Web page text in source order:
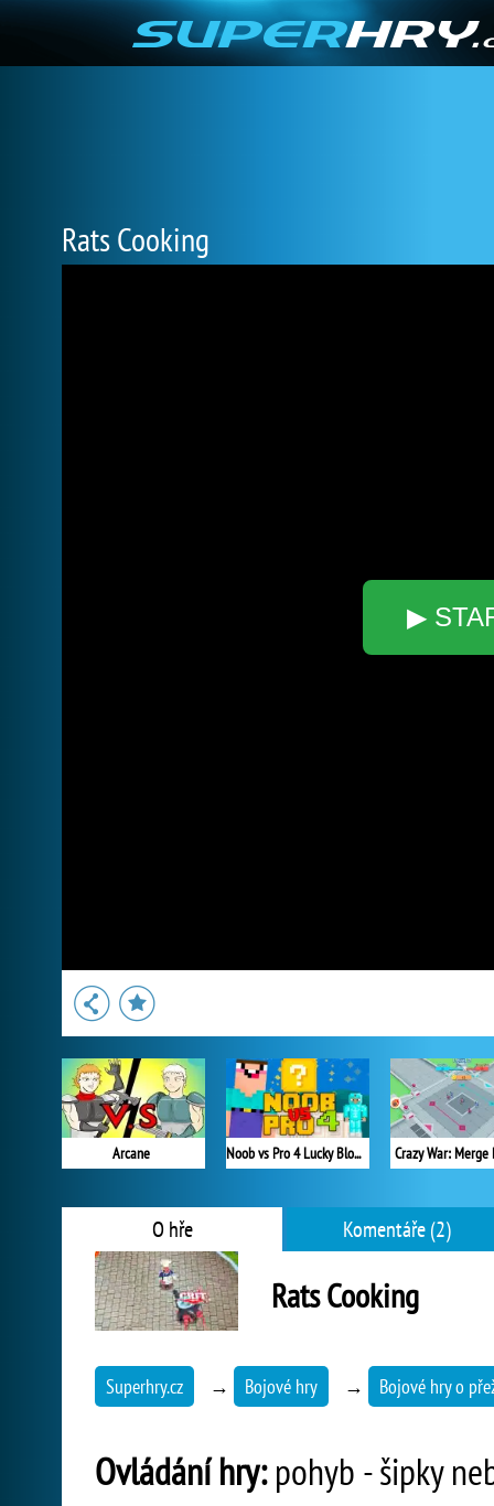
Rats Cooking
▶
Arcane Noob vs Pro 4 Lucky Block Crazy War:
O hře Komentáře (2)
Rats Cooking
Superhry.cz → Bojové hry → Bojové hry o
Ovládání hry:pohyb - šipky